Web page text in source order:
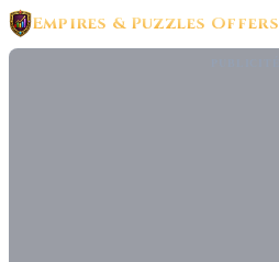
Empires & Puzzles Offers